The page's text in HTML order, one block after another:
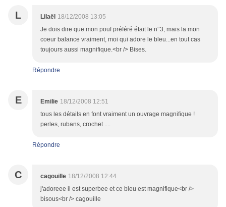
L Lilaël 18/12/2008 13:05
Je dois dire que mon pouf préféré était le n°3, mais la mon
coeur balance vraiment, moi qui adore le bleu...en tout cas
toujours aussi magnifique.<br /> Bises.
Répondre
E Emilie 18/12/2008 12:51
tous les détails en font vraiment un ouvrage magnifique !
perles, rubans, crochet ....
Répondre
C cagouille 18/12/2008 12:44
j'adoreee il est superbee et ce bleu est magnifique<br />
bisous<br /> cagouille